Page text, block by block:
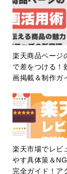
いための実践的
楽天商品ページ
で差をつける！
画掲載＆制作ガ
楽天市場でレビ
やす具体策＆
完全ガイド！ア